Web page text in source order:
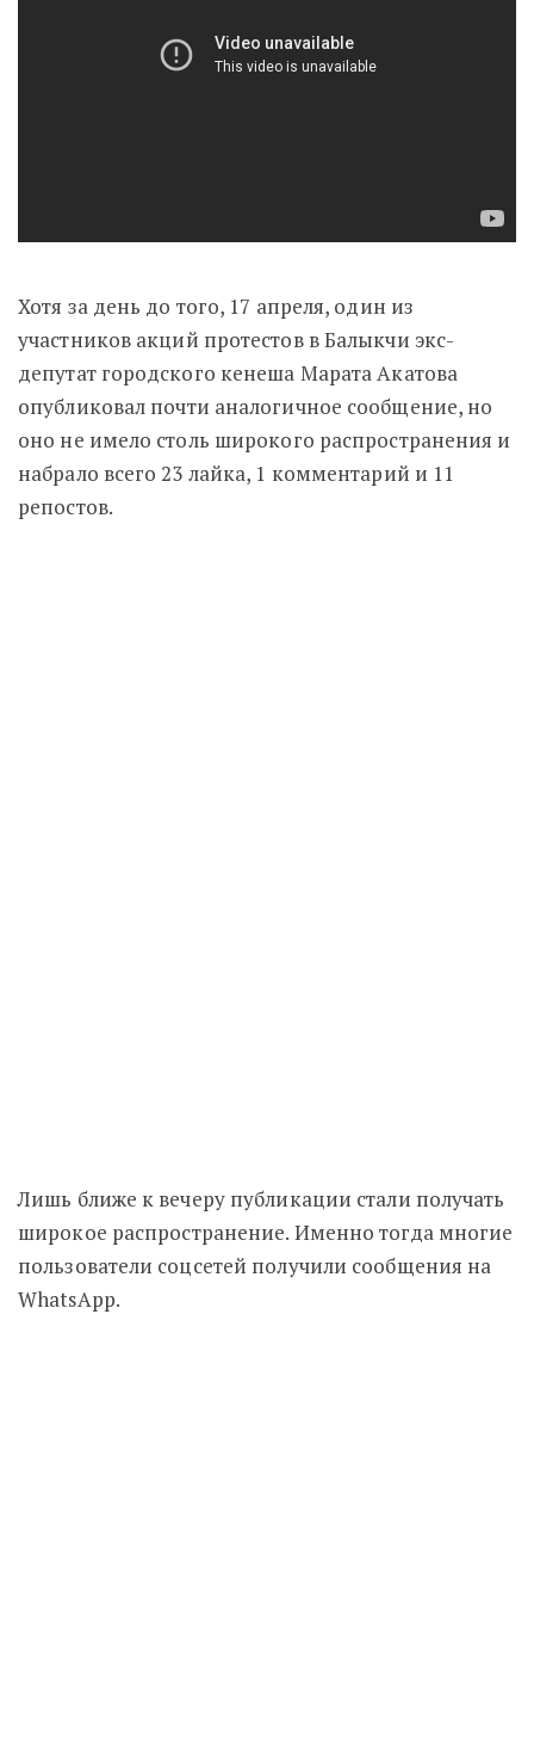
Хотя за день до того, 17 апреля, один из
участников акций протестов в Балыкчи экс-
депутат городского кенеша Марата Акатова
опубликовал почти аналогичное сообщение, но
оно не имело столь широкого распространения и
набрало всего 23 лайка, 1 комментарий и 11
репостов.
Лишь ближе к вечеру публикации стали получать
широкое распространение. Именно тогда многие
пользователи соцсетей получили сообщения на
WhatsApp.